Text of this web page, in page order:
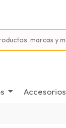
Accesorios